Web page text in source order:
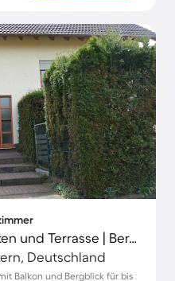
Unterkunft mit Grill, Garten und Terrasse | Bergblick
Deutschland
Balkon und Bergblick für bis